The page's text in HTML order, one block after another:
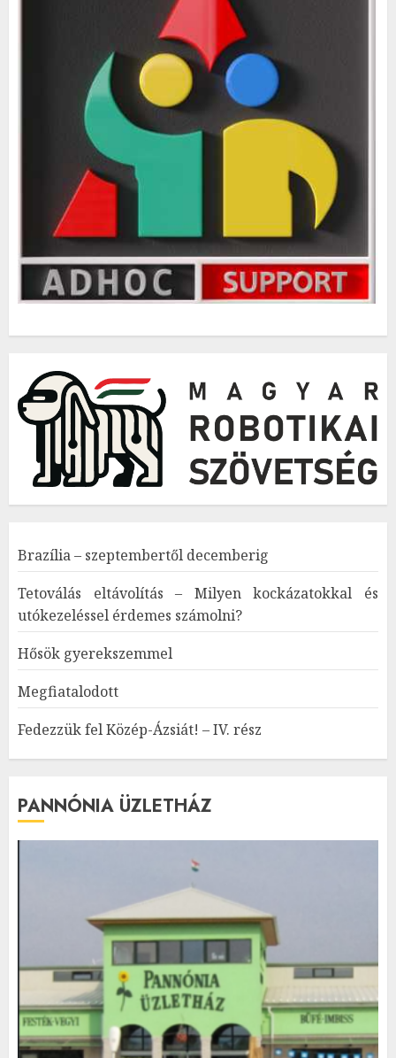
Brazília – szeptembertől decemberig
Tetoválás eltávolítás – Milyen kockázatokkal és
utókezeléssel érdemes számolni?
Hősök gyerekszemmel
Megfiatalodott
Fedezzük fel Közép-Ázsiát! – IV. rész
PANNÓNIA ÜZLETHÁZ